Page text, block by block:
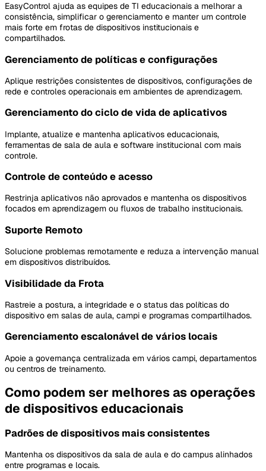
EasyControl ajuda as equipes de TI educacionais a melhorar a
consistência, simplificar o gerenciamento e manter um controle
mais forte em frotas de dispositivos institucionais e
compartilhados.
Gerenciamento de políticas e configurações
Aplique restrições consistentes de dispositivos, configurações de
rede e controles operacionais em ambientes de aprendizagem.
Gerenciamento do ciclo de vida de aplicativos
Implante, atualize e mantenha aplicativos educacionais,
ferramentas de sala de aula e software institucional com mais
controle.
Controle de conteúdo e acesso
Restrinja aplicativos não aprovados e mantenha os dispositivos
focados em aprendizagem ou fluxos de trabalho institucionais.
Suporte Remoto
Solucione problemas remotamente e reduza a intervenção manual
em dispositivos distribuídos.
Visibilidade da Frota
Rastreie a postura, a integridade e o status das políticas do
dispositivo em salas de aula, campi e programas compartilhados.
Gerenciamento escalonável de vários locais
Apoie a governança centralizada em vários campi, departamentos
ou centros de treinamento.
Como podem ser melhores as operações
de dispositivos educacionais
Padrões de dispositivos mais consistentes
Mantenha os dispositivos da sala de aula e do campus alinhados
entre programas e locais.